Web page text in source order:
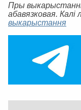
Пры
абавязковая. Калі
выкарыстання